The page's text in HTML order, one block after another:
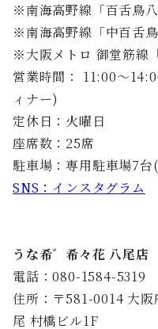
※南海高野線「百舌鳥
※南海高野線「中百舌
※大阪メトロ 御堂筋線
営業時間： 11:00～
ィナー)
定休日：火曜日
座席数：25席
駐車場：専用駐車場7
SNS：インスタグラム
うな希゛希々花 八尾店
電話：080-1584-5319
住所：〒581-0014 大
尾 村橋ビル1F